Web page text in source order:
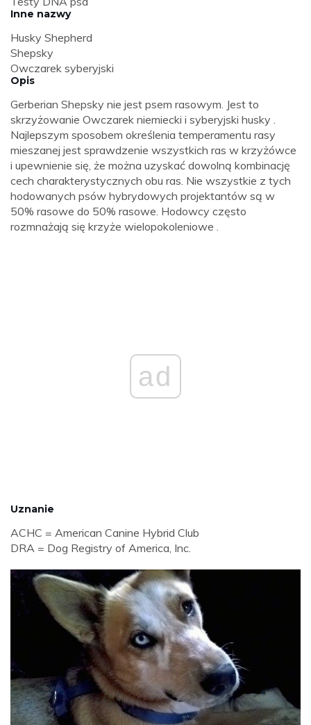
Inne nazwy
Husky Shepherd
Shepsky
Owczarek syberyjski
Opis
Gerberian Shepsky nie jest psem rasowym. Jest to
skrzyżowanie Owczarek niemiecki i syberyjski husky .
Najlepszym sposobem określenia temperamentu rasy
mieszanej jest sprawdzenie wszystkich ras w krzyżówce
i upewnienie się, że można uzyskać dowolną kombinację
cech charakterystycznych obu ras. Nie wszystkie z tych
hodowanych psów hybrydowych projektantów są w
50% rasowe do 50% rasowe. Hodowcy często
rozmnażają się krzyże wielopokoleniowe .
ad
Uznanie
ACHC = American Canine Hybrid Club
DRA = Dog Registry of America, Inc.